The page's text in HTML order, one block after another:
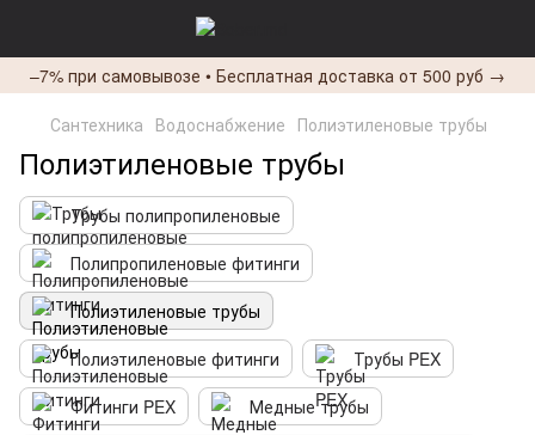
–7% при самовывозе • Бесплатная доставка от 500 руб →
Сантехника Водоснабжение Полиэтиленовые трубы
Полиэтиленовые трубы
Трубы полипропиленовые
Полипропиленовые фитинги
Полиэтиленовые трубы
Полиэтиленовые фитинги
Трубы PEX
Фитинги PEX
Медные трубы